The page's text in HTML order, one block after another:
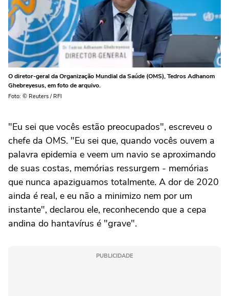
O diretor-geral da Organização Mundial da Saúde (OMS), Tedros Adhanom
Ghebreyesus, em foto de arquivo.
Foto: © Reuters / RFI
"Eu sei que vocês estão preocupados", escreveu o
chefe da OMS. "Eu sei que, quando vocês ouvem a
palavra epidemia e veem um navio se aproximando
de suas costas, memórias ressurgem - memórias
que nunca apaziguamos totalmente. A dor de 2020
ainda é real, e eu não a minimizo nem por um
instante", declarou ele, reconhecendo que a cepa
andina do hantavírus é "grave".
PUBLICIDADE